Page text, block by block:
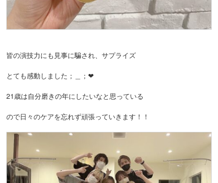
皆の演技力にも見事に騙され、サプライズ
とても感動しました；＿；‪‪❤︎‬
21歳は自分磨きの年にしたいなと思っている
ので日々のケアを忘れず頑張っていきます！！